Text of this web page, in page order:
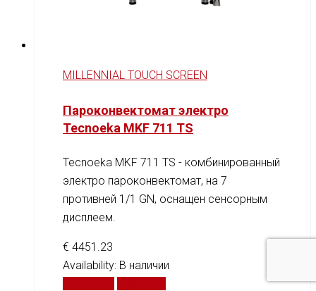
MILLENNIAL TOUCH SCREEN
Пароконвектомат электро
Tecnoeka MKF 711 TS
Tecnoeka MKF 711 TS - комбинированный
электро пароконвектомат, на 7
противней 1/1 GN, оснащен сенсорным
дисплеем.
€ 4451.23
Availability: В наличии